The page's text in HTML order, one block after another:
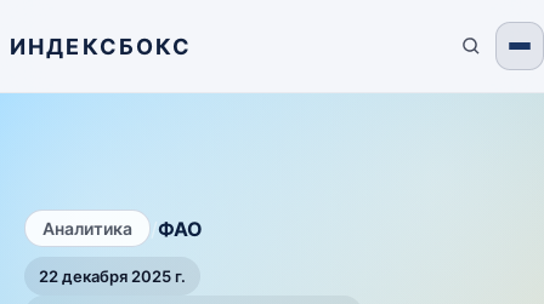
ИНДЕКСБОКС
Аналитика ФАО
22 декабря 2025 г.